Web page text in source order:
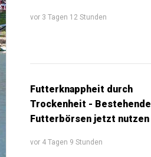
vor 3 Tagen 12 Stunden
Futterknappheit durch
Trockenheit - Bestehende
Futterbörsen jetzt nutzen
vor 4 Tagen 9 Stunden